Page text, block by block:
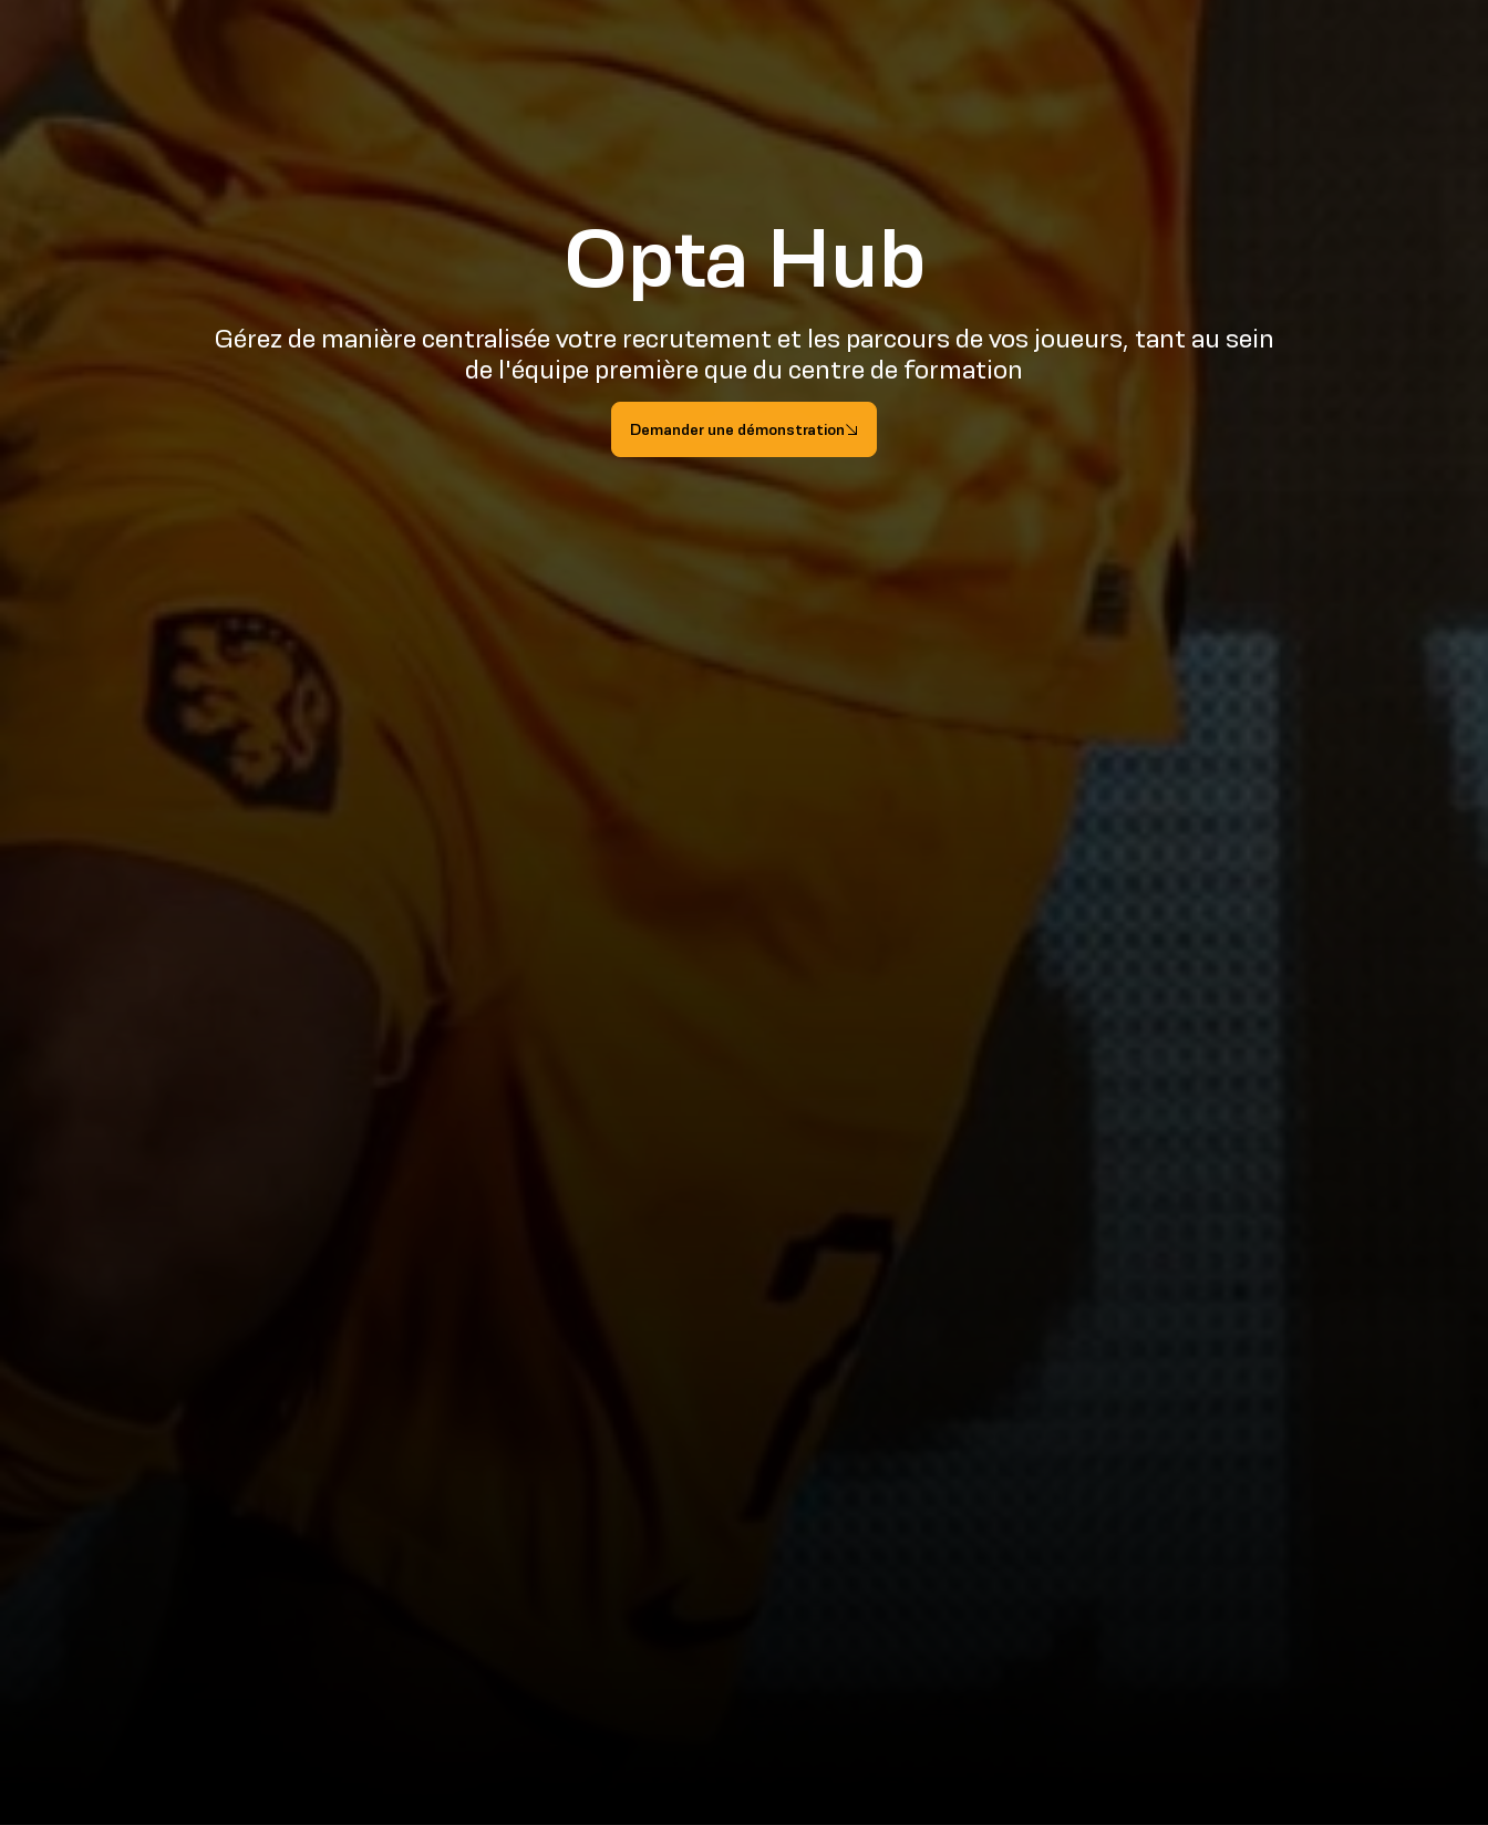
Opta Hub
Gérez de manière centralisée votre recrutement et les parcours de vos joueurs, tant au sein
de l'équipe première que du centre de formation
Demander une démonstration